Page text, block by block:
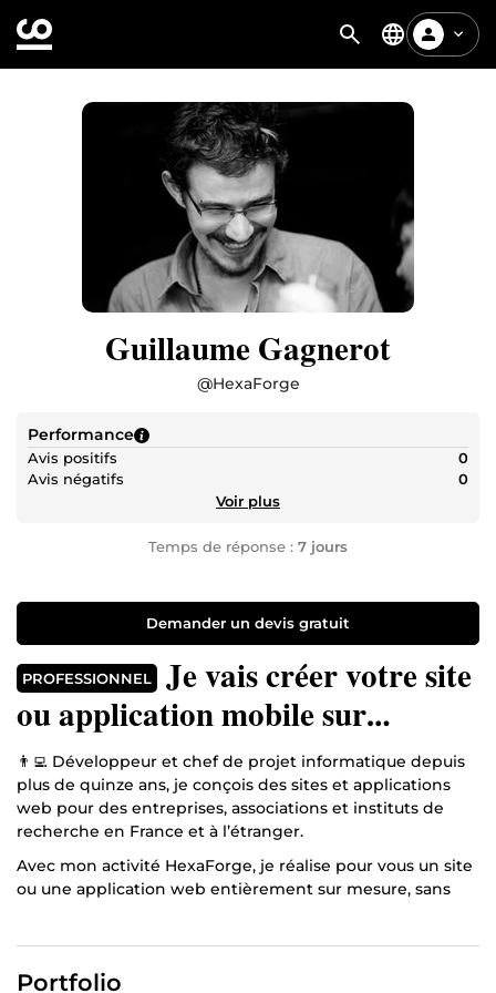
Guillaume Gagnerot
@HexaForge
Performance
Avis positifs
0
Avis négatifs
0
Voir plus
Temps de réponse : 7 jours
Demander un devis gratuit
PROFESSIONNEL
Je vais créer votre site
ou application mobile sur
mesure, rapide, sécurisé et
évolutif
👨‍💻 Développeur et chef de projet informatique depuis
plus de quinze ans, je conçois des sites et applications
web pour des entreprises, associations et instituts de
recherche en France et à l’étranger.
Avec mon activité HexaForge, je réalise pour vous un site
ou une application web entièrement sur mesure, sans
artificielle.
Portfolio